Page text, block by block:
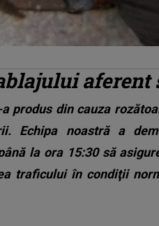
produs din cauza
Echipa noastră a
la ora 15:30 să
traficului în condiţii